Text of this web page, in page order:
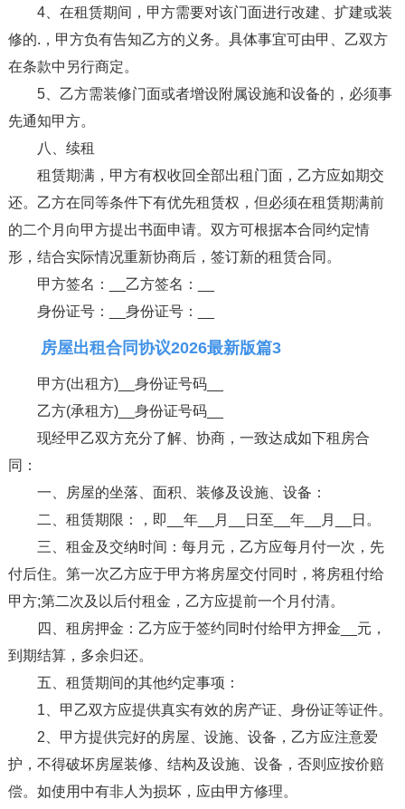
4、在租赁期间，甲方需要对该门面进行改建、扩建或装
修的.，甲方负有告知乙方的义务。具体事宜可由甲、乙双方
在条款中另行商定。
5、乙方需装修门面或者增设附属设施和设备的，必须事
先通知甲方。
八、续租
租赁期满，甲方有权收回全部出租门面，乙方应如期交
还。乙方在同等条件下有优先租赁权，但必须在租赁期满前
的二个月向甲方提出书面申请。双方可根据本合同约定情
形，结合实际情况重新协商后，签订新的租赁合同。
甲方签名：__乙方签名：__
身份证号：__身份证号：__
房屋出租合同协议2026最新版篇3
甲方(出租方)__身份证号码__
乙方(承租方)__身份证号码__
现经甲乙双方充分了解、协商，一致达成如下租房合
同：
一、房屋的坐落、面积、装修及设施、设备：
二、租赁期限：，即__年__月__日至__年__月__日。
三、租金及交纳时间：每月元，乙方应每月付一次，先
付后住。第一次乙方应于甲方将房屋交付同时，将房租付给
甲方;第二次及以后付租金，乙方应提前一个月付清。
四、租房押金：乙方应于签约同时付给甲方押金__元，
到期结算，多余归还。
五、租赁期间的其他约定事项：
1、甲乙双方应提供真实有效的房产证、身份证等证件。
2、甲方提供完好的房屋、设施、设备，乙方应注意爱
护，不得破坏房屋装修、结构及设施、设备，否则应按价赔
偿。如使用中有非人为损坏，应由甲方修理。